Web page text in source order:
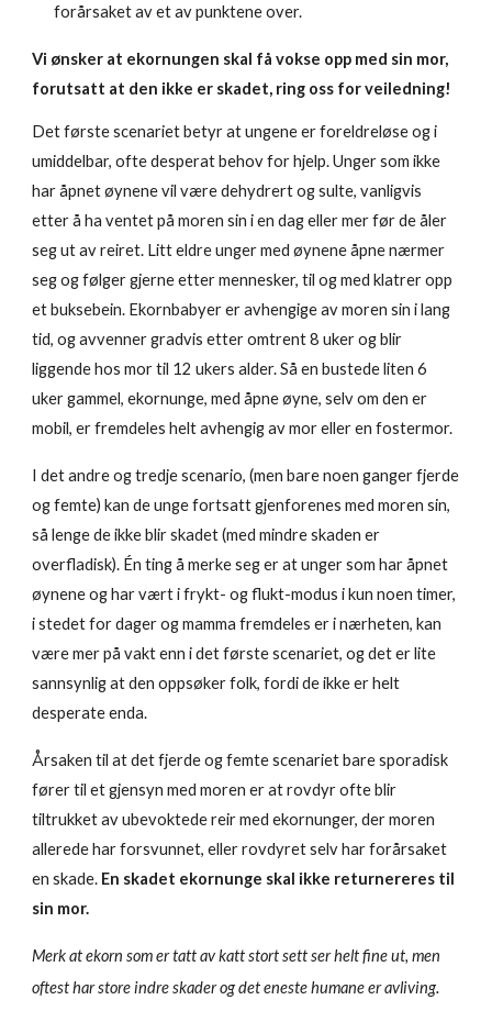
forårsaket av et av punktene over.
Vi ønsker at ekornungen skal få vokse opp med sin mor,
forutsatt at den ikke er skadet, ring oss for veiledning!
Det første scenariet betyr at ungene er foreldreløse og i
umiddelbar, ofte desperat behov for hjelp. Unger som ikke
har åpnet øynene vil være dehydrert og sulte, vanligvis
etter å ha ventet på moren sin i en dag eller mer før de åler
seg ut av reiret. Litt eldre unger med øynene åpne nærmer
seg og følger gjerne etter mennesker, til og med klatrer opp
et buksebein. Ekornbabyer er avhengige av moren sin i lang
tid, og avvenner gradvis etter omtrent 8 uker og blir
liggende hos mor til 12 ukers alder. Så en bustede liten 6
uker gammel, ekornunge, med åpne øyne, selv om den er
mobil, er fremdeles helt avhengig av mor eller en fostermor.
I det andre og tredje scenario, (men bare noen ganger fjerde
og femte) kan de unge fortsatt gjenforenes med moren sin,
så lenge de ikke blir skadet (med mindre skaden er
overfladisk). Én ting å merke seg er at unger som har åpnet
øynene og har vært i frykt- og flukt-modus i kun noen timer,
i stedet for dager og mamma fremdeles er i nærheten, kan
være mer på vakt enn i det første scenariet, og det er lite
sannsynlig at den oppsøker folk, fordi de ikke er helt
desperate enda.
Årsaken til at det fjerde og femte scenariet bare sporadisk
fører til et gjensyn med moren er at rovdyr ofte blir
tiltrukket av ubevoktede reir med ekornunger, der moren
allerede har forsvunnet, eller rovdyret selv har forårsaket
en skade. En skadet ekornunge skal ikke returnereres til
sin mor.
Merk at ekorn som er tatt av katt stort sett ser helt fine ut, men
oftest har store indre skader og det eneste humane er avliving.